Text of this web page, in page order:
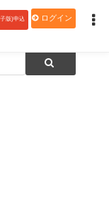
版)申込 ログイン
ンのメディナース空間